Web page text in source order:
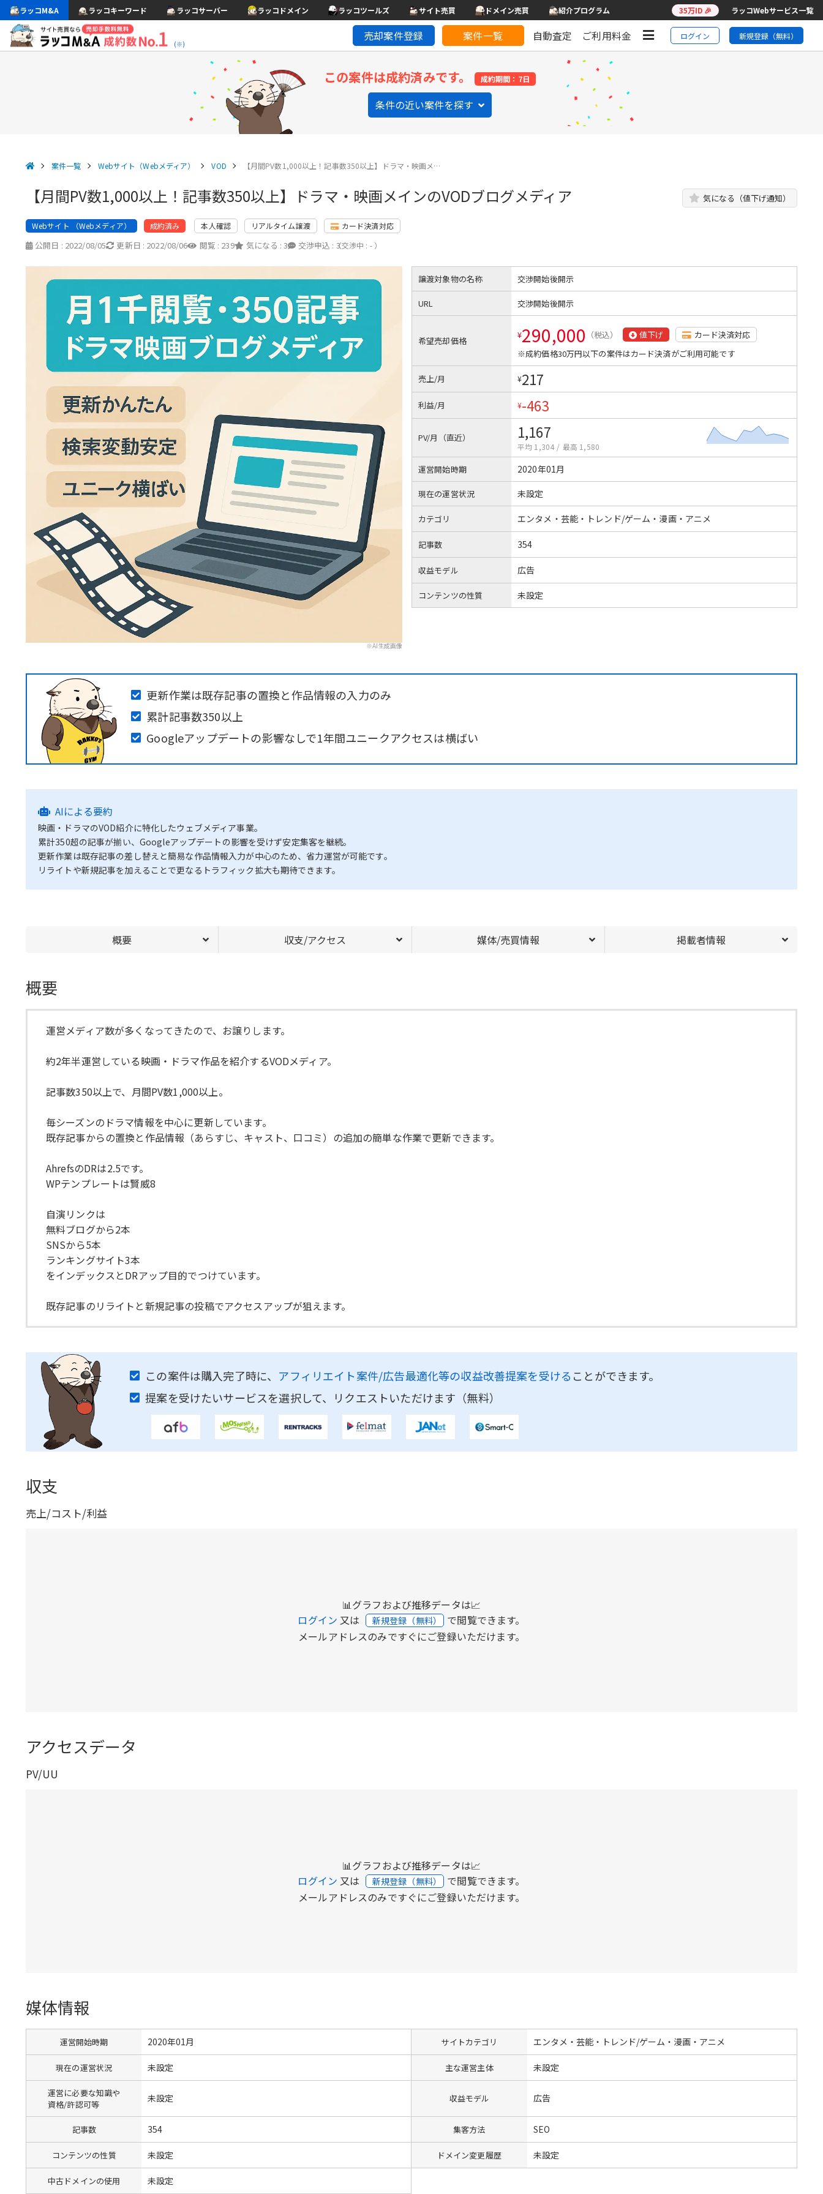
ラッコM&A ラッコキーワード ラッコサーバー ラッコドメイン ラッコツールズ サイト売買 ドメイン売買 紹介プログラム 35万ID 🎉 ラッコWebサービス一覧
(※)
売却案件登録 案件一覧 自動査定 ご利用料金 ログイン 新規登録（無料）
この案件は成約済みです。 成約期間：7日
条件の近い案件を探す
案件一覧 Webサイト（Webメディア） VOD 【月間PV数1,000以上！記事数350以上】ドラマ・映画メ…
【月間PV数1,000以上！記事数350以上】ドラマ・映画メインのVODブログメディア 気になる（値下げ通知）
Webサイト （Webメディア） 成約済み 本人確認 リアルタイム譲渡 カード決済対応
公開日 : 2022/08/05 更新日 : 2022/08/06 閲覧 : 239 気になる : 3 交渉申込 : 3
（交渉中 : - ）
※AI生成画像
譲渡対象物の名称 交渉開始後開示
URL 交渉開始後開示
希望売却価格 ¥290,000 （税込） 値下げ
カード決済対応
※成約価格30万円以下の案件はカード決済がご利用可能です
売上/月 ¥217
利益/月 ¥-463
PV/月（直近） 1,167
平均 1,304 / 最高 1,580
運営開始時期 2020年01月
現在の運営状況 未設定
カテゴリ エンタメ・芸能・トレンド/ゲーム・漫画・アニメ
記事数 354
収益モデル 広告
コンテンツの性質 未設定
更新作業は既存記事の置換と作品情報の入力のみ
累計記事数350以上
Googleアップデートの影響なしで1年間ユニークアクセスは横ばい
AIによる要約
映画・ドラマのVOD紹介に特化したウェブメディア事業。
累計350超の記事が揃い、Googleアップデートの影響を受けず安定集客を継続。
更新作業は既存記事の差し替えと簡易な作品情報入力が中心のため、省力運営が可能です。
リライトや新規記事を加えることで更なるトラフィック拡大も期待できます。
概要 収支/アクセス 媒体/売買情報 掲載者情報
概要
運営メディア数が多くなってきたので、お譲りします。
約2年半運営している映画・ドラマ作品を紹介するVODメディア。
記事数350以上で、月間PV数1,000以上。
毎シーズンのドラマ情報を中心に更新しています。
既存記事からの置換と作品情報（あらすじ、キャスト、口コミ）の追加の簡単な作業で更新できます。
AhrefsのDRは2.5です。
WPテンプレートは賢威8
自演リンクは
無料ブログから2本
SNSから5本
ランキングサイト3本
をインデックスとDRアップ目的でつけています。
既存記事のリライトと新規記事の投稿でアクセスアップが狙えます。
この案件は購入完了時に、 アフィリエイト案件/広告最適化等の収益改善提案を受ける ことができます。
提案を受けたいサービスを選択して、リクエストいただけます（無料）
収支
売上/コスト/利益
📊グラフおよび推移データは📈
ログイン 又は 新規登録（無料） で閲覧できます。
メールアドレスのみですぐにご登録いただけます。
アクセスデータ
PV/UU
📊グラフおよび推移データは📈
ログイン 又は 新規登録（無料） で閲覧できます。
メールアドレスのみですぐにご登録いただけます。
媒体情報
運営開始時期 2020年01月 サイトカテゴリ エンタメ・芸能・トレンド/ゲーム・漫画・アニメ
現在の運営状況 未設定 主な運営主体 未設定
運営に必要な知識や
資格/許認可等
未設定 収益モデル 広告
記事数 354 集客方法 SEO
コンテンツの性質 未設定 ドメイン変更履歴 未設定
中古ドメインの使用 未設定